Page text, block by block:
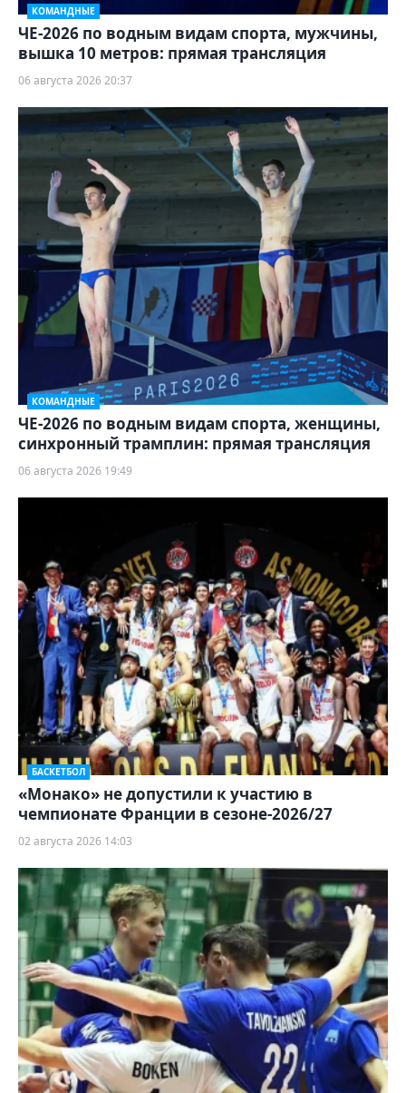
КОМАНДНЫЕ
ЧЕ-2026 по водным видам спорта, мужчины,
вышка 10 метров: прямая трансляция
06 августа 2026 20:37
КОМАНДНЫЕ
ЧЕ-2026 по водным видам спорта, женщины,
синхронный трамплин: прямая трансляция
06 августа 2026 19:49
БАСКЕТБОЛ
«Монако» не допустили к участию в
чемпионате Франции в сезоне-2026/27
02 августа 2026 14:03